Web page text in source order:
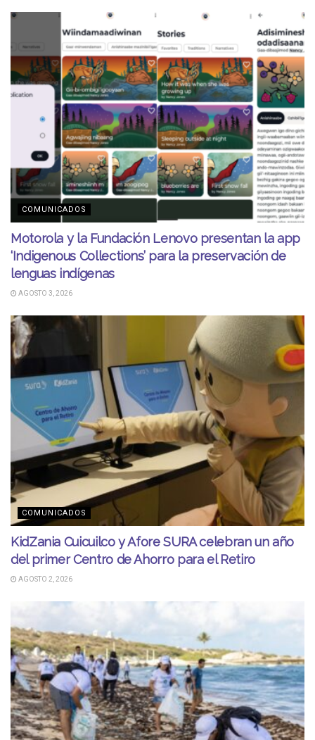
COMUNICADOS
Motorola y la Fundación Lenovo presentan la app
‘Indigenous Collections’ para la preservación de
lenguas indígenas
AGOSTO 3, 2026
COMUNICADOS
KidZania Cuicuilco y Afore SURA celebran un año
del primer Centro de Ahorro para el Retiro
AGOSTO 2, 2026